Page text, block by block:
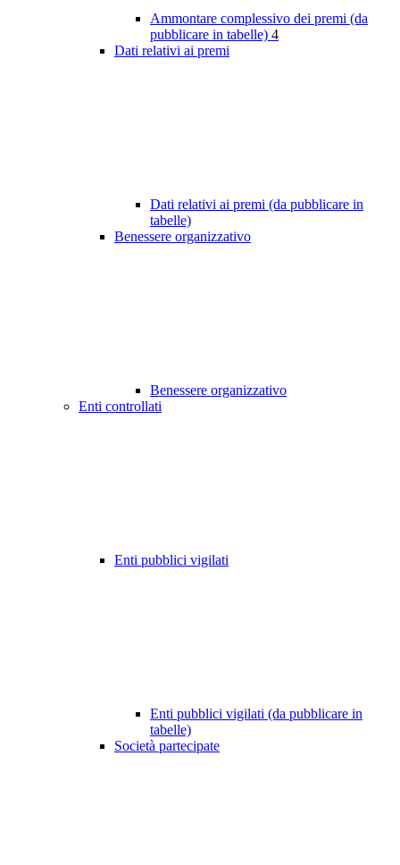
Ammontare complessivo dei premi (da
pubblicare in tabelle) 4
Dati relativi ai premi
Dati relativi ai premi (da pubblicare in
tabelle)
Benessere organizzativo
Benessere organizzativo
Enti controllati
Enti pubblici vigilati
Enti pubblici vigilati (da pubblicare in
tabelle)
Società partecipate